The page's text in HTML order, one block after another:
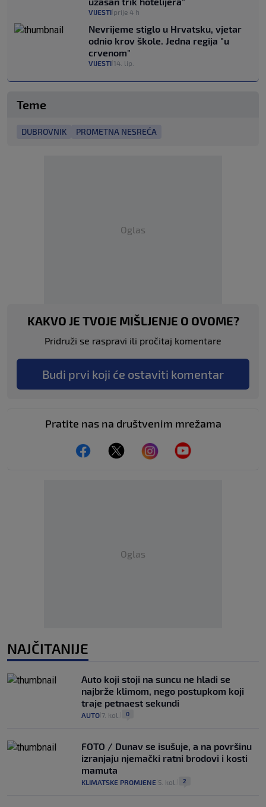
VIJESTI prije 4 h
Nevrijeme stiglo u Hrvatsku, vjetar
odnio krov škole. Jedna regija "u
crvenom"
VIJESTI 14. lip.
Teme
DUBROVNIK PROMETNA NESREĆA
Oglas
KAKVO JE TVOJE MIŠLJENJE O OVOME?
Pridruži se raspravi ili pročitaj komentare
Budi prvi koji će ostaviti komentar
Pratite nas na društvenim mrežama
Oglas
NAJČITANIJE
Auto koji stoji na suncu ne hladi se
najbrže klimom, nego postupkom koji
traje petnaest sekundi
AUTO 7. kol. 0
FOTO / Dunav se isušuje, a na površinu
izranjaju njemački ratni brodovi i kosti
mamuta
KLIMATSKE PROMJENE 5. kol. 2